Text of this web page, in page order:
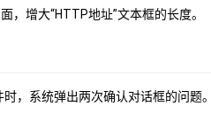
，增大“HTTP地址”文本框的长度。
，系统弹出两次确认对话框的问题。